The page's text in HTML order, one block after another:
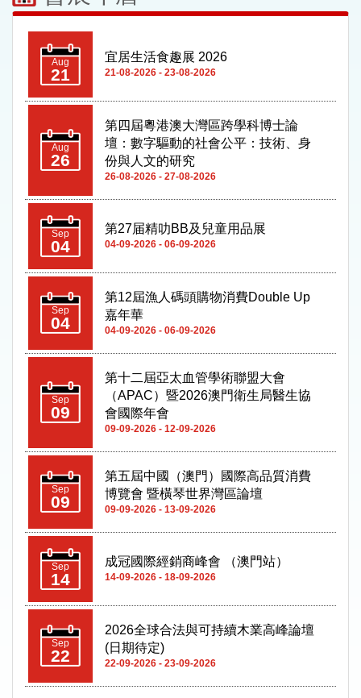
Aug
26
第四屆粵港澳大灣區跨學科博士論
壇：數字驅動的社會公平：技術、身
26-08-2026 - 27-08-2026
Sep
04
第27届精叻BB及兒童用品展
04-09-2026 - 06-09-2026
Sep
04
第12屆漁人碼頭購物消費Double Up
嘉年華
Sep
09
第十二屆亞太血管學術聯盟大會
（APAC）暨2026澳門衛生局醫生協
09-09-2026 - 12-09-2026
Sep
09
第五屆中國（澳門）國際高品質消費
博覽會 暨橫琴世界灣區論壇
09-09-2026 - 13-09-2026
Sep
14
成冠國際經銷商峰會 （澳門站）
14-09-2026 - 18-09-2026
Sep
22
2026全球合法與可持續木業高峰論壇
(日期待定)
Oct
08
第十二屆澳門工展會
08-10-2026 - 11-10-2026